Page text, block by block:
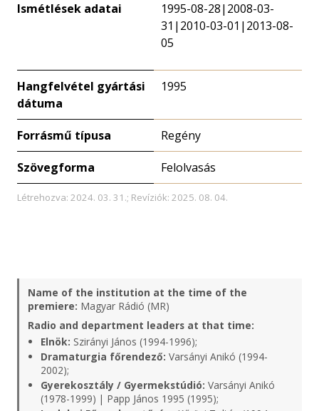
Ismétlések adatai
1995-08-28|2008-03-
31|2010-03-01|2013-08-
05
Hangfelvétel gyártási
dátuma
1995
Forrásmű típusa Regény
Szövegforma Felolvasás
Létrehozva: 2024. 03. 31.; Revíziók: 2025. 08. 04.
Name of the institution at the time of the
premiere: Magyar Rádió (MR)
Radio and department leaders at that time:
Elnök: Szirányi János (1994-1996);
Dramaturgia főrendező: Varsányi Anikó (1994-
2002);
Gyerekosztály / Gyermekstúdió: Varsányi Anikó
(1978-1999) | Papp János 1995 (1995);